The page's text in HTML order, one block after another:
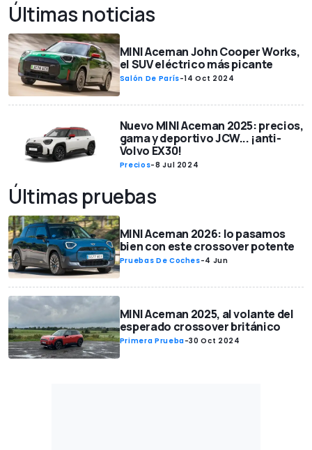
Últimas noticias
MINI Aceman John Cooper Works,
el SUV eléctrico más picante
Salón De París-14 Oct 2024
Nuevo MINI Aceman 2025: precios,
gama y deportivo JCW... ¡anti-
Volvo EX30!
Precios-8 Jul 2024
Últimas pruebas
MINI Aceman 2026: lo pasamos
bien con este crossover potente
Pruebas De Coches-4 Jun
MINI Aceman 2025, al volante del
esperado crossover británico
Primera Prueba-30 Oct 2024